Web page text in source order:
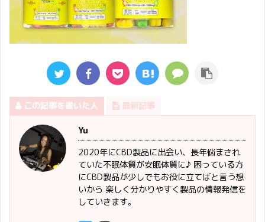
この記事を書いた人 最新記事
Yu
2020年にCBD製品に出会い、長年悩まされ
ていた不眠体質が安眠体質に♪ 困っている方
にCBD製品が少しでもお役に立てばと言う想
いから 楽しく分かりやすく製品の情報発信を
していきます。